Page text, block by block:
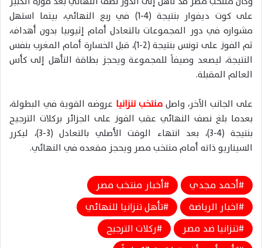
على كوت ديفوار بنتيجة (4-1) في ربع النهائي، بينما استهل
مشواره في دور المجموعات بالتعادل أمام إثيوبيا بدون أهداف،
ثم الفوز على تونس بنتيجة (2-1)، قبل الخسارة أمام المغرب بنفس
النتيجة، ليصعد وصيفاً للمجموعة ويحجز بطاقة التأهل إلى كأس
العالم المقبلة.
على الجانب الآخر، واصلمنتخب تنزانيا عروضه القوية في البطولة،
بعدما بلغ نصف النهائي عقب الفوز على الجزائر بركلات الترجيح
بنتيجة (4-3)، بعد انتهاء الوقت الأصلي بالتعادل (3-3)، ليكرر
السيناريو ذاته أمام منتخب مصر ويحجز مقعده في النهائي.
أحمد مجدي
أخبار منتخب مصر
اخبار الرياضة
تأهل تنزانيا للنهائي
تنزانيا ضد مصر
ركلات الترجيح